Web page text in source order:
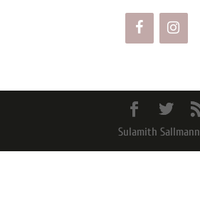
Sulamith Sallmann